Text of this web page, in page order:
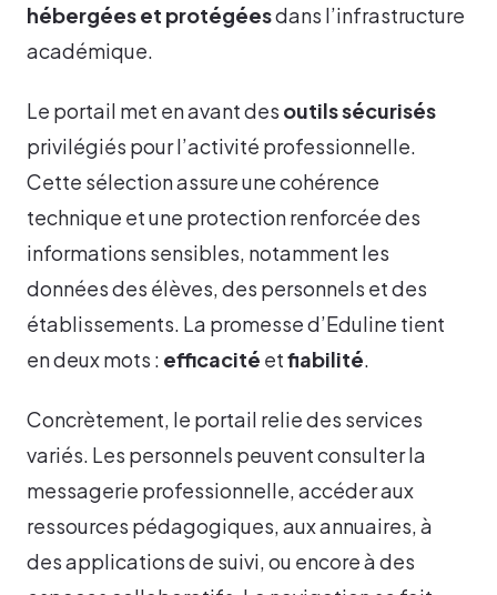
hébergées et protégéesdans l’infrastructure
académique.
Le portail met en avant des outils sécurisés
privilégiés pour l’activité professionnelle.
Cette sélection assure une cohérence
technique et une protection renforcée des
informations sensibles, notamment les
données des élèves, des personnels et des
établissements. La promesse d’Eduline tient
en deux mots : efficacité etfiabilité
Concrètement, le portail relie des services
variés. Les personnels peuvent consulter la
messagerie professionnelle, accéder aux
ressources pédagogiques, aux annuaires, à
des applications de suivi, ou encore à des